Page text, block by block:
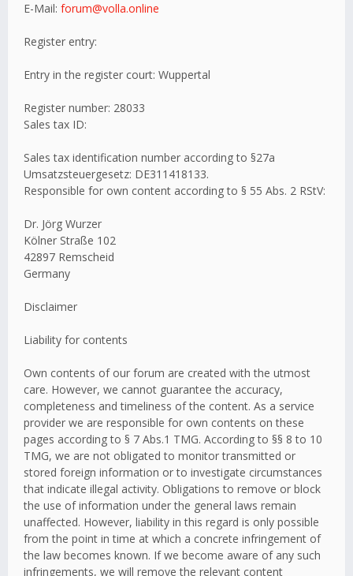
E-Mail: forum@volla.online
Register entry:
Entry in the register court: Wuppertal
Register number: 28033
Sales tax ID:
Sales tax identification number according to §27a
Umsatzsteuergesetz: DE311418133.
Responsible for own content according to § 55 Abs. 2 RStV:
Dr. Jörg Wurzer
Kölner Straße 102
42897 Remscheid
Germany
Disclaimer
Liability for contents
Own contents of our forum are created with the utmost
care. However, we cannot guarantee the accuracy,
completeness and timeliness of the content. As a service
provider we are responsible for own contents on these
pages according to § 7 Abs.1 TMG. According to §§ 8 to 10
TMG, we are not obligated to monitor transmitted or
stored foreign information or to investigate circumstances
that indicate illegal activity. Obligations to remove or block
the use of information under the general laws remain
unaffected. However, liability in this regard is only possible
from the point in time at which a concrete infringement of
the law becomes known. If we become aware of any such
infringements, we will remove the relevant content